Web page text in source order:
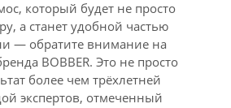
который будет не просто
а станет удобной частью
— обратите внимание на
BOBBER. Это не просто
более чем трёхлетней
экспертов, отмеченный